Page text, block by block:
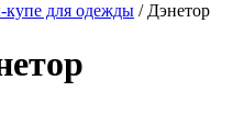
для одежды / Дэнетор